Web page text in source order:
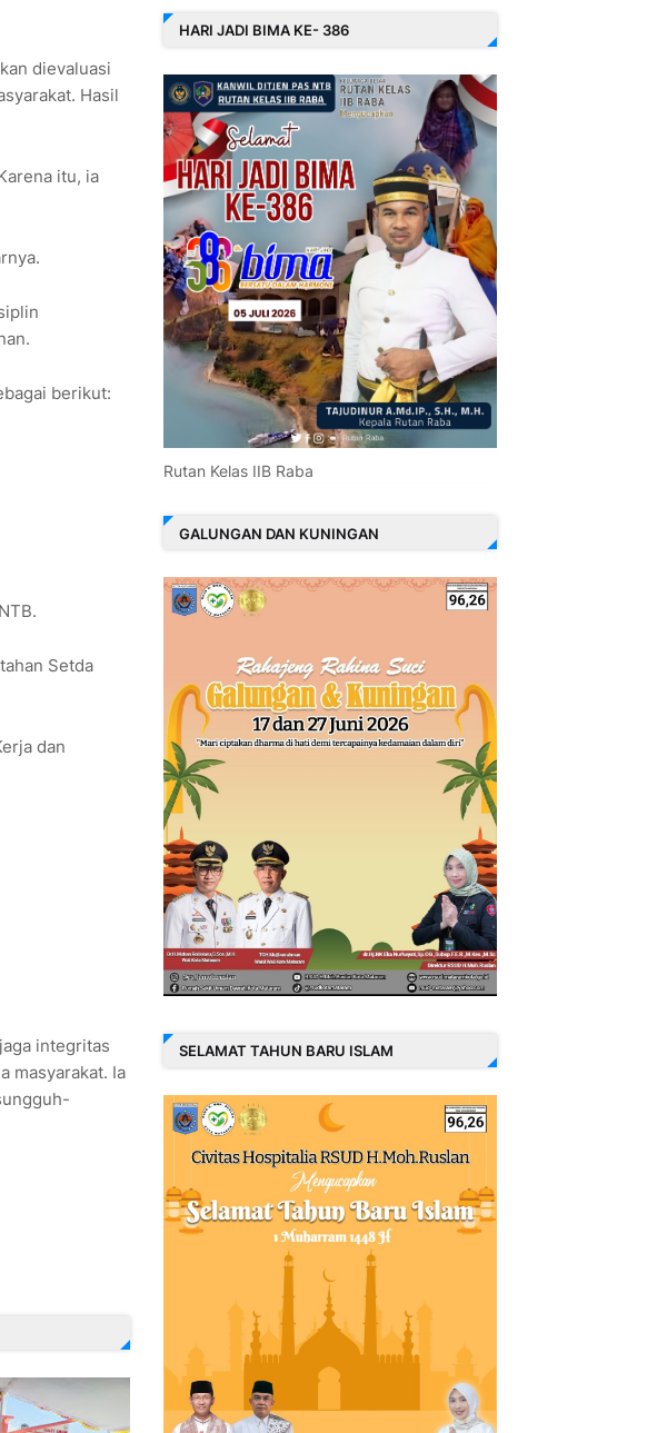
dievaluasi
Hasil
itu, ia
berikut:
Setda
dan
integritas
masyarakat. Ia
HARI JADI BIMA KE- 386
Rutan Kelas IIB Raba
GALUNGAN DAN KUNINGAN
SELAMAT TAHUN BARU ISLAM